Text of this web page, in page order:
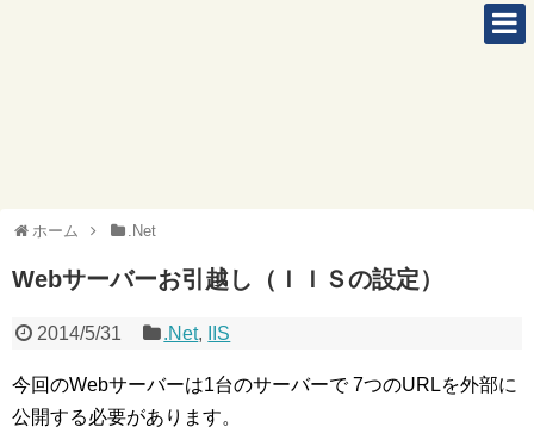
ホーム .Net
Webサーバーお引越し（ＩＩＳの設定）
2014/5/31 .Net, IIS
今回のWebサーバーは1台のサーバーで 7つのURLを外部に
公開する必要があります。